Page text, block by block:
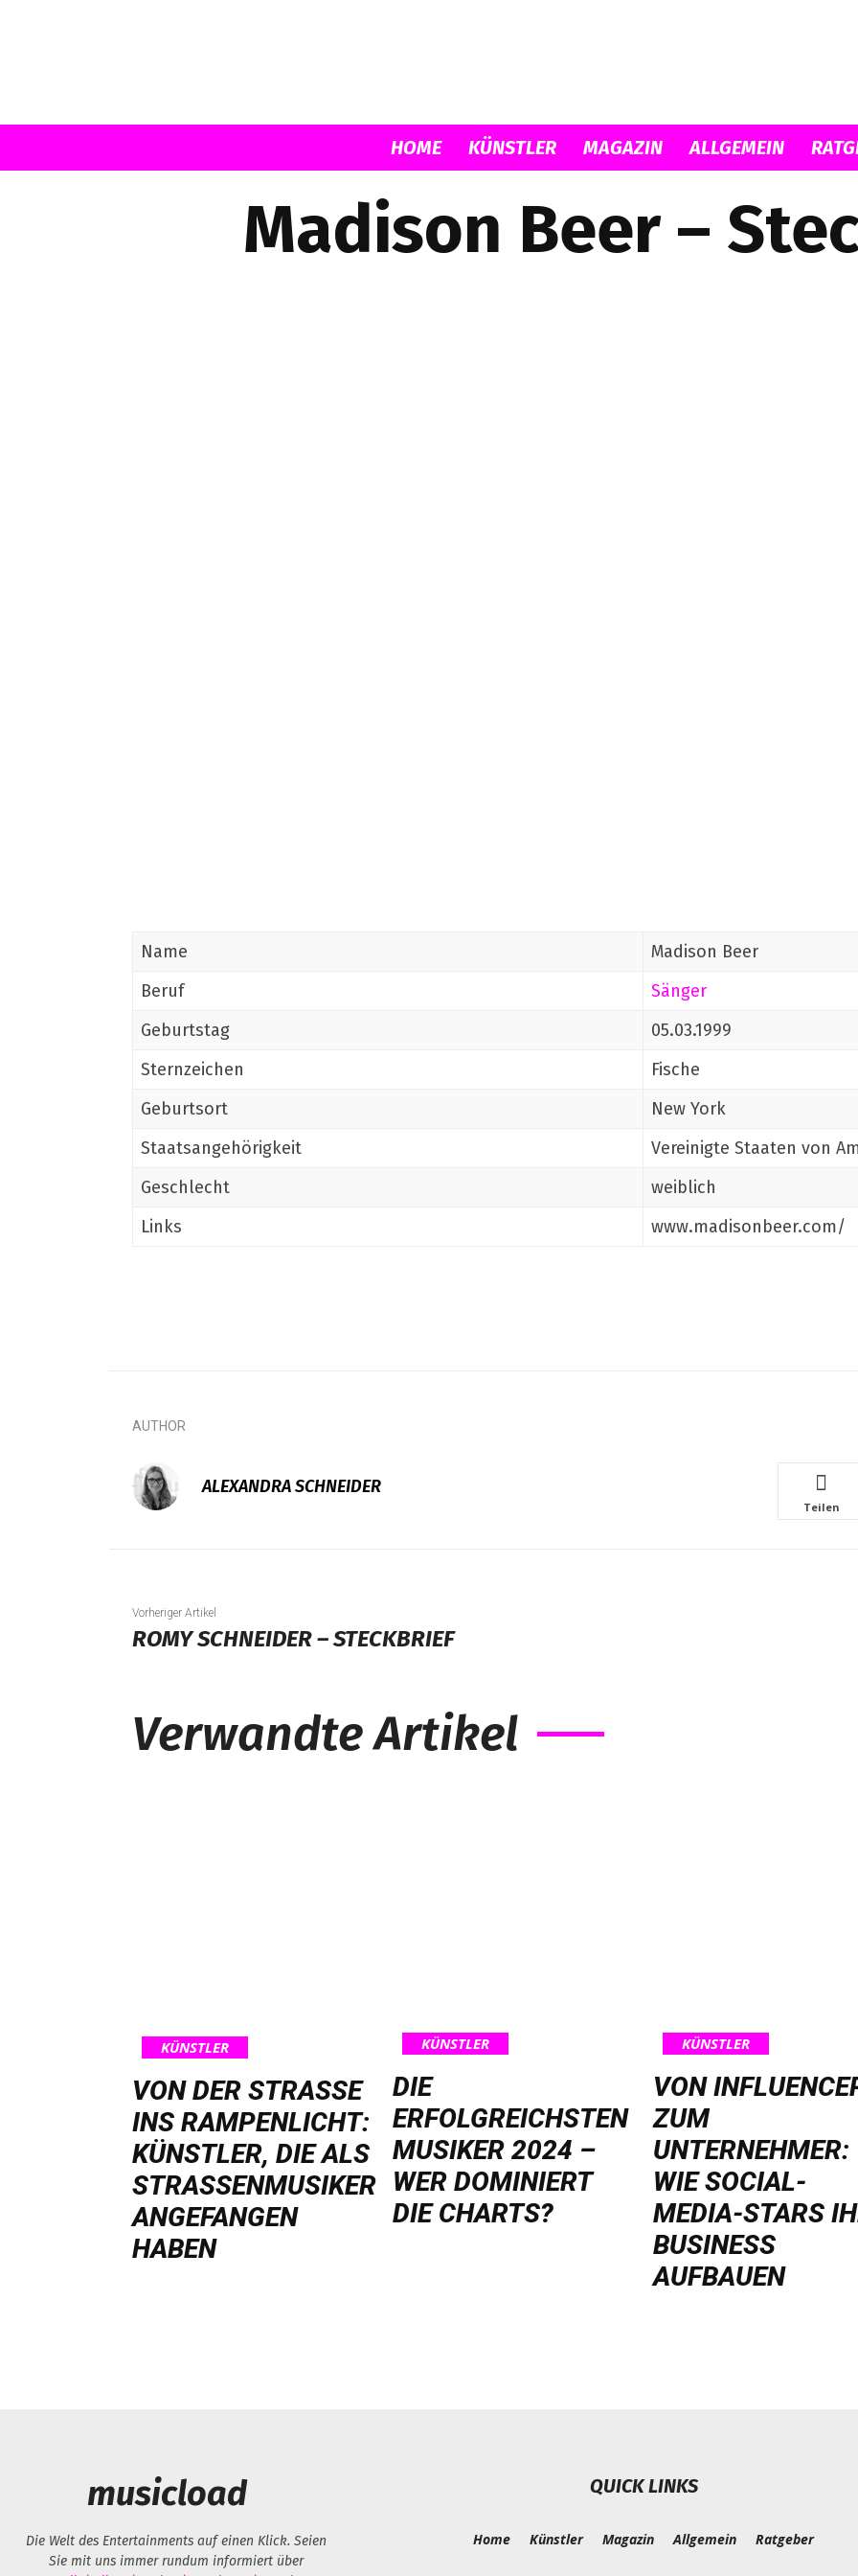
Musicload
HOME KÜNSTLER MAGAZIN ALLGEMEIN
Madison Beer –
Name
Madison Beer
Beruf
Sänger
Geburtstag
05.03.1999
Sternzeichen
Fische
Geburtsort
New York
Staatsangehörigkeit
Vereinigte Staaten von
Geschlecht
weiblich
Links
www.madisonbeer.com/
AUTHOR
ALEXANDRA SCHNEIDER
Teilen
Vorheriger Artikel
ROMY SCHNEIDER – STECKBRIEF
Verwandte Artikel
KÜNSTLER
VON DER STRASSE I
NS RAMPENLICHT: K
ÜNSTLER, DIE ALS S
TRASSENMUSIKER AN
GEFANGEN HA
BEN
KÜNSTLER
DIE
ERFOLGREICHSTEN
MUSIKER 2024 –
WER DOMINIERT
DIE CHARTS?
KÜNSTLER
VON
ZUM
UNTERNEHMER:
WIE SOCIAL-
MEDIA-STARS
BUSINESS
AUFBAUEN
musicload
Die Welt des Entertainments auf einen Klick. Seien
Sie mit uns immer rundum informiert über
QUICK LINKS
Home Künstler Magazin Allgemein Ratgeber